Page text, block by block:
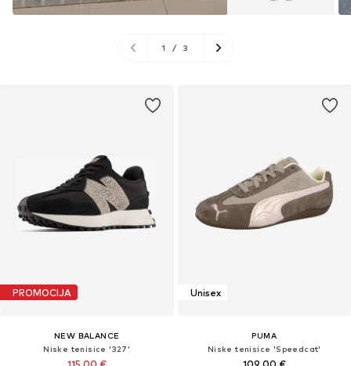
PROMOCIJA
NEW BALANCE
Niske tenisice '327'
Unisex
PUMA
Niske tenisice 'Speedcat'
1 / 3